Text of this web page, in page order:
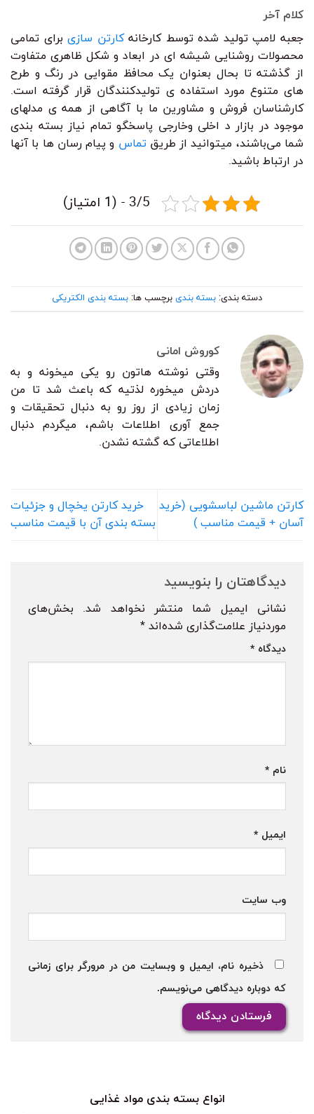
کلام آخر
جعبه لامپ تولید شده توسط کارخانهکارتن سازیبرای تمامی
محصولات روشنایی شیشه ای در ابعاد و شکل ظاهری متفاوت
از گذشته تا بحال بعنوان یک محافظ مقوایی در رنگ و طرح
های متنوع مورد استفاده ی تولیدکنندگان قرار گرفته است.
کارشناسان فروش و مشاورین ما با آگاهی از همه ی مدلهای
موجود در بازار د اخلی وخارجی پاسخگو تمام نیاز بسته بندی
شما می‌باشند، میتوانید از طریقتماس و پیام رسان ها با آنها
در ارتباط باشید.
3/5 - (1 امتیاز)
دسته بندی: بسته بندی برچسب ها: بسته بندی الکتریکی
کوروش امانی
وقتی نوشته هاتون رو یکی میخونه و به
دردش میخوره لذتیه که باعث شد تا من
زمان زیادی از روز رو به دنبال تحقیقات و
جمع آوری اطلاعات باشم، میگردم دنبال
اطلاعاتی که گشته نشدن.
کارتن ماشین لباسشویی (خرید
آسان + قیمت مناسب )
خرید کارتن یخچال و جزئیات
بسته بندی آن با قیمت مناسب
دیدگاهتان را بنویسید
نشانی ایمیل شما منتشر نخواهد شد.
بخش‌های
موردنیاز علامت‌گذاری شده‌اند *
دیدگاه *
نام *
ایمیل *
وب‌ سایت
ذخیره نام، ایمیل و وبسایت من در مرورگر برای زمانی
که دوباره دیدگاهی می‌نویسم.
انواع بسته بندی مواد غذایی